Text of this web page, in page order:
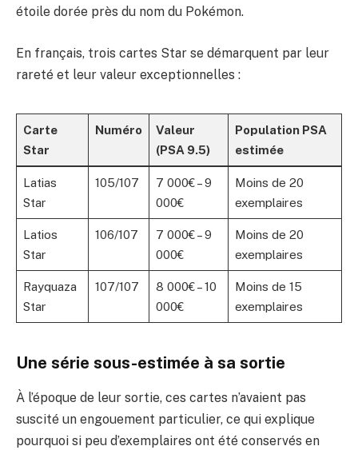
étoile dorée près du nom du Pokémon.
En français, trois cartes Star se démarquent par leur
rareté et leur valeur exceptionnelles :
Carte
Star
Numéro
Valeur
(PSA 9.5)
Population PSA
estimée
Latias
Star
105/107
7 000€ – 9
000€
Moins de 20
exemplaires
Latios
Star
106/107
7 000€ – 9
000€
Moins de 20
exemplaires
Rayquaza
Star
107/107
8 000€ – 10
000€
Moins de 15
exemplaires
Une série sous-estimée à sa sortie
À l’époque de leur sortie, ces cartes n’avaient pas
suscité un engouement particulier, ce qui explique
pourquoi si peu d’exemplaires ont été conservés en